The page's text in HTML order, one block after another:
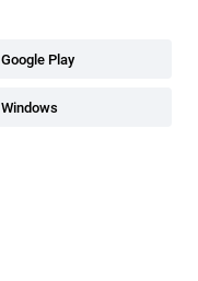
Google Play
Windows